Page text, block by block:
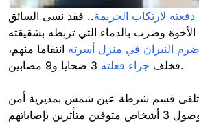
دفعته لارتكاب الجريمة.. فقد نسى السائق
وضرب بالدماء التي تربطه بشقيقته
النيران في منزل أسرته انتقاما منهم،
فخلف جراء فعلته 3 ضحايا و9 مصابين.
تلقى قسم شرطة عين شمس بمديرية أمن
القاهرة، بلاغًا يفيد بوصول 3 أشخاص متوفين متأثرين بإصاباتهم